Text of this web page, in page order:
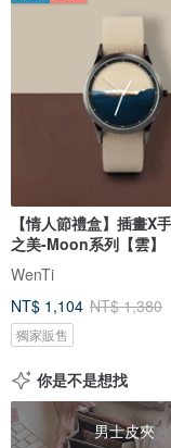
【情人節禮盒】插畫X
之美-Moon系列【雲】
WenTi
NT$ 1,104 NT$ 1,380
獨家販售
你是不是想找
男士皮夾